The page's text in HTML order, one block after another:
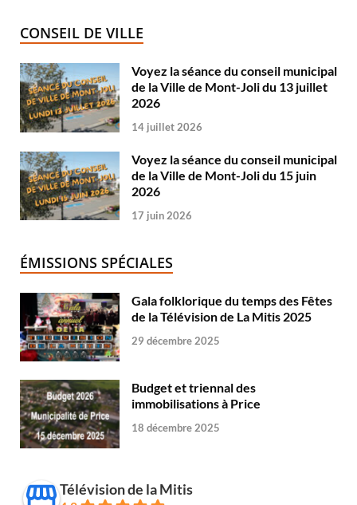
CONSEIL DE VILLE
Voyez la séance du conseil municipal
de la Ville de Mont-Joli du 13 juillet
2026
14 juillet 2026
Voyez la séance du conseil municipal
de la Ville de Mont-Joli du 15 juin
2026
17 juin 2026
ÉMISSIONS SPÉCIALES
Gala folklorique du temps des Fêtes
de la Télévision de La Mitis 2025
29 décembre 2025
Budget et triennal des
immobilisations à Price
18 décembre 2025
Télévision de la Mitis